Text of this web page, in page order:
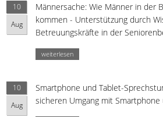
10
Aug
Männersache: Wie Männer in der
kommen - Unterstützung durch
Betreuungskräfte in der
weiterlesen
10
Aug
Smartphone und Tablet-
sicheren Umgang mit Smartphone